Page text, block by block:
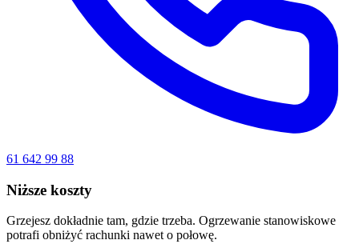
61 642 99 88
Niższe koszty
Grzejesz dokładnie tam, gdzie trzeba. Ogrzewanie stanowiskowe
potrafi obniżyć rachunki nawet o połowę.